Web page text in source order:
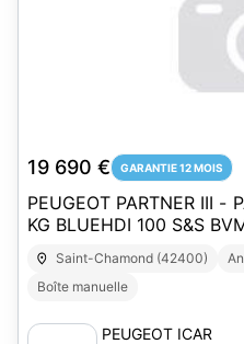
19 690 € GARANTIE 12 MOIS
PEUGEOT PARTNER III -
KG BLUEHDI 100 S&S
Saint-Chamond (42400)
Boîte manuelle
PEUGEOT ICAR